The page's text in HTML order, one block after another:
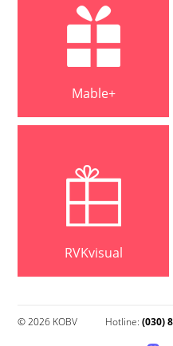
Mable+
RVKvisual
© 2026 KOBV Hotline:(030)